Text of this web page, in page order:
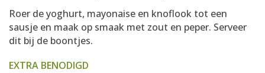
Roer de yoghurt, mayonaise en knoflook tot een
sausje en maak op smaak met zout en peper. Serveer
dit bij de boontjes.
EXTRA BENODIGD